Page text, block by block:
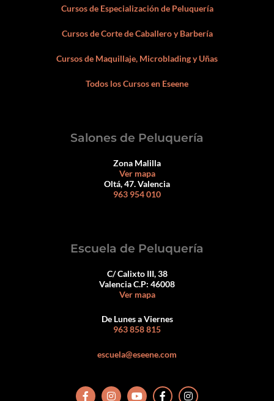
Cursos de Especialización de Peluquería
Cursos de Corte de Caballero y Barbería
Cursos de Maquillaje, Microblading y Uñas
Todos los Cursos en Eseene
Salones de Peluquería
Zona Malilla
Ver mapa
Oltá, 47. Valencia
963 954 010
Escuela de Peluquería
C/ Calixto III, 38
Valencia C.P: 46008
Ver mapa
De Lunes a Viernes
963 858 815
escuela@eseene.com
F
I
Y
F
I